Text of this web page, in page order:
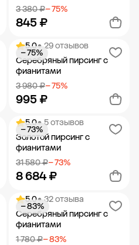
3 380 ₽− 75%
845 ₽
Добавить в корзину
5.0• 29 отзывов
Серебряный пирсинг с
фианитами
3 980 ₽− 75%
995 ₽
− 75%
Добавить в корзину
5.0• 5 отзывов
Золотой пирсинг с
фианитами
31 580 ₽− 73%
8 684 ₽
− 73%
Добавить в корзину
5.0• 32 отзыва
Серебряный пирсинг с
фианитами
1 780 ₽− 83%
− 83%